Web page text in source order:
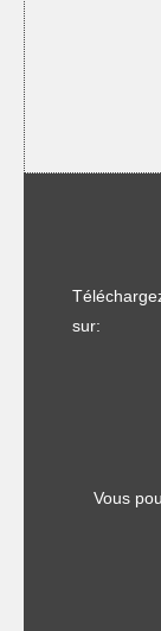
sur:
Vous